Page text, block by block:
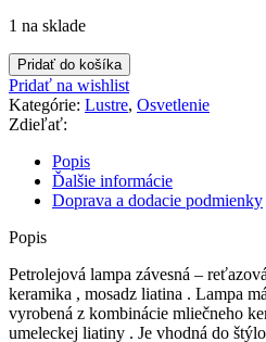
1 na sklade
množstvo
Lampa
petrolejová
Pridať do košíka
Pridať na wishlist
Kategórie: Lustre, Osvetlenie
Zdieľať:
Popis
Ďalšie informácie
Doprava a dodacie podmienky
Popis
Petrolejová lampa závesná –
keramika , mosadz liatina . Lampa
vyrobená z kombinácie mliečneho
umeleckej liatiny . Je vhodná do